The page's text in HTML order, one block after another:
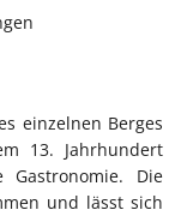
einzelnen Berges
13. Jahrhundert
Die
und lässt sich